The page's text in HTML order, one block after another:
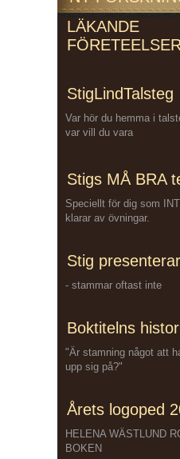
LÄKANDE
StigLindTalsteg
Var hör du hemma i
var vill du vara
Stigs MÅ BRA
Speciellt för dig som
klarar av övningar.
Stig
- stammar oftast inte
Boktitelns
"Är stamning något att
upp sig på?"
Årets logoped
HELENA WÄSTLUND
BOKEN